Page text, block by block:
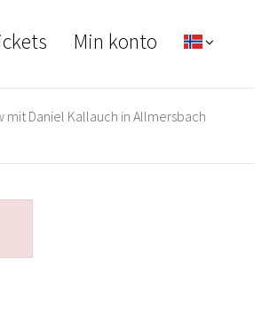
Min konto
mit Daniel Kallauch in Allmersbach